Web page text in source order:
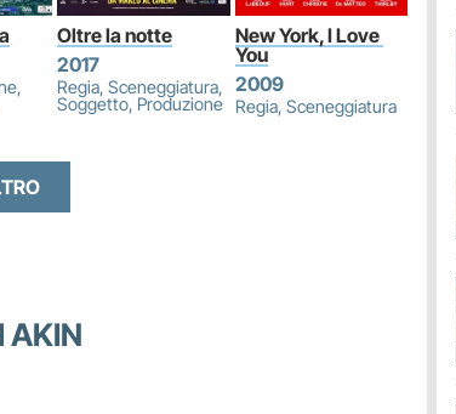
Oltre la notte
2017
Regia, Sceneggiatura,
Soggetto, Produzione
New York, I Love
You
2009
Regia, Sceneggiatura
AKIN